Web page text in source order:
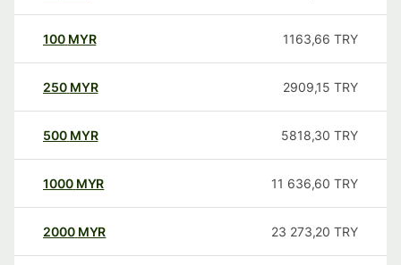
100 MYR 1163,66 TRY
250 MYR 2909,15 TRY
500 MYR 5818,30 TRY
1000 MYR 11 636,60 TRY
2000 MYR 23 273,20 TRY